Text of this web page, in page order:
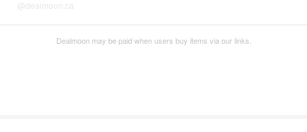
@dealmoon.ca
Dealmoon may be paid when users buy items via our links.